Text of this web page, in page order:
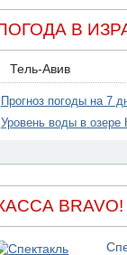
в Мексике:
ребенок
09.08.2026 08:30
Авиакомпания Air
возвращение в
08.08.2026 14:43
Тело мужчины
08.08.2026 11:02
В
Тель-Авив
Прогноз погоды на 7
Уровень воды в озере
BRAVO!